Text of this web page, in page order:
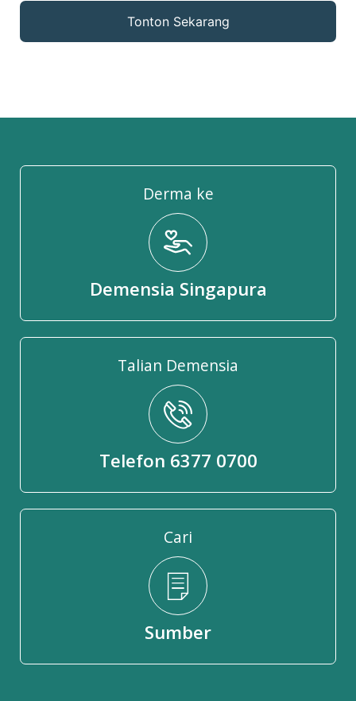
Tonton Sekarang
Derma ke
Demensia Singapura
Talian Demensia
Telefon 6377 0700
Cari
Sumber